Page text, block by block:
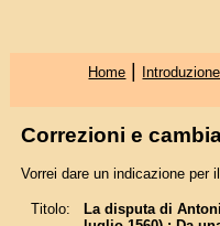
Home | Introduzione
Correzioni e
Vorrei dare un indicazione per
Titolo:
La disputa di